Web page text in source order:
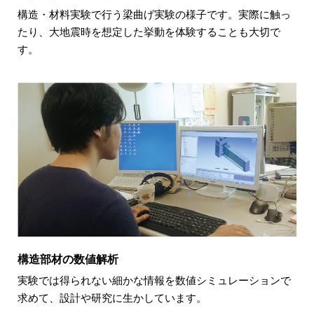
構造・材料実験で行う梁曲げ実験の様子です。実際に触っ
たり、大地震時を想定した挙動を体験することも大切で
す。
構造部材の数値解析
実験では得られない細かな情報を数値シミュレーションで
求めて、設計や研究に生かしています。